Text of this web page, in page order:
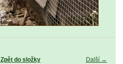
Další →
Zpět do složky